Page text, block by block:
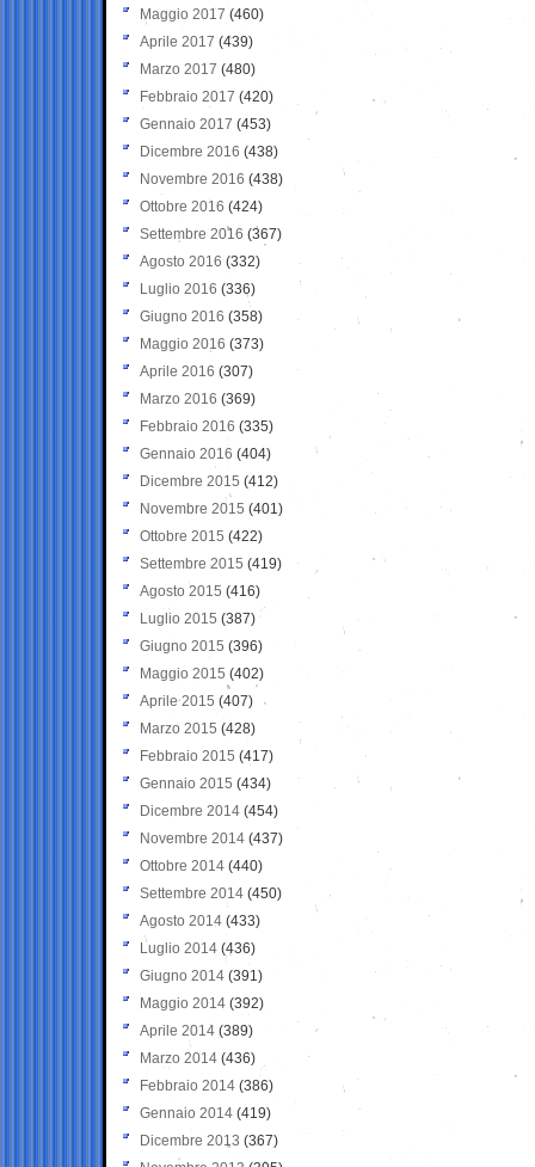
Maggio 2017 (460)
Aprile 2017 (439)
Marzo 2017 (480)
Febbraio 2017 (420)
Gennaio 2017 (453)
Dicembre 2016 (438)
Novembre 2016 (438)
Ottobre 2016 (424)
Settembre 2016 (367)
Agosto 2016 (332)
Luglio 2016 (336)
Giugno 2016 (358)
Maggio 2016 (373)
Aprile 2016 (307)
Marzo 2016 (369)
Febbraio 2016 (335)
Gennaio 2016 (404)
Dicembre 2015 (412)
Novembre 2015 (401)
Ottobre 2015 (422)
Settembre 2015 (419)
Agosto 2015 (416)
Luglio 2015 (387)
Giugno 2015 (396)
Maggio 2015 (402)
Aprile 2015 (407)
Marzo 2015 (428)
Febbraio 2015 (417)
Gennaio 2015 (434)
Dicembre 2014 (454)
Novembre 2014 (437)
Ottobre 2014 (440)
Settembre 2014 (450)
Agosto 2014 (433)
Luglio 2014 (436)
Giugno 2014 (391)
Maggio 2014 (392)
Aprile 2014 (389)
Marzo 2014 (436)
Febbraio 2014 (386)
Gennaio 2014 (419)
Dicembre 2013 (367)